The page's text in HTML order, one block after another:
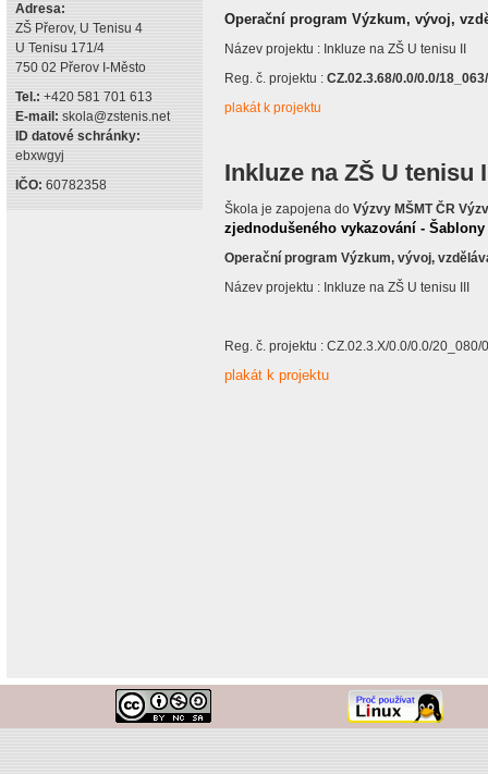
Adresa:
ZŠ Přerov, U Tenisu 4
U Tenisu 171/4
750 02 Přerov I-Město
Tel.: +420 581 701 613
E-mail: skola@zstenis.net
ID datové schránky:
ebxwgyj
IČO: 60782358
Operační program Výzkum, vývoj,
Název projektu : Inkluze na ZŠ U tenisu II
Reg. č. projektu : CZ.02.3.68/0.0/0.0/
plakát k projektu
Inkluze na ZŠ U tenisu
Škola je zapojena do Výzvy MŠMT ČR
zjednodušeného vykazování - Šablony
Operační program Výzkum, vývoj,
Název projektu : Inkluze na ZŠ U tenisu III
Reg. č. projektu : CZ.02.3.X/0.0/0.0/20_080/
plakát k projektu